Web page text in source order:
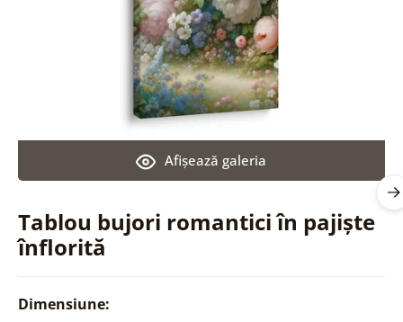
Tablou bujori romantici în pajiște
înflorită
Afişează galeria
Dimensiune: